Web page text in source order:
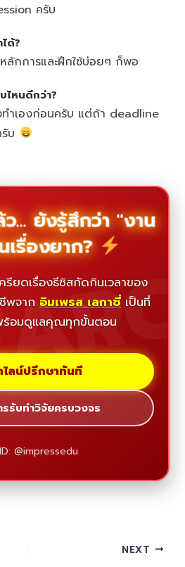
ครับ
ด้?
ลักการและฝึกใช้บ่อยๆ ก็พอ
ไหนดีกว่า?
ทำเองก่อนครับ แต่ถ้า deadline
บ
... ยังรู้สึกว่า "งาน
เรื่องยาก?
รียดเรื่องธีซิสกัดกินเวลาของ
พจาก อิมเพรส เลกาซี่ เป็นที่
ร้อมดูแลคุณทุกขั้นตอน
ไลน์ปรึกษาทันที
รับทำวิจัยครบวงจร
@impressedu
NEXT